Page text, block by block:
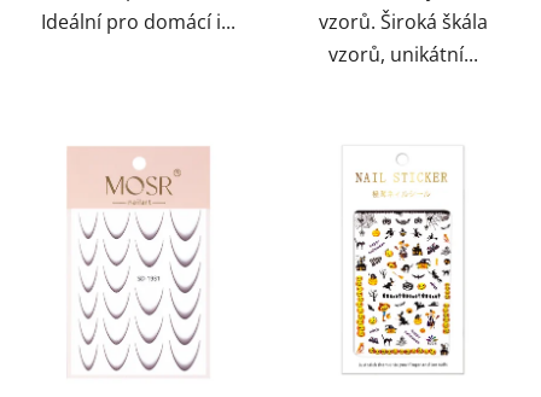
Ideální pro domácí i...
vzorů. Široká škála
vzorů, unikátní...